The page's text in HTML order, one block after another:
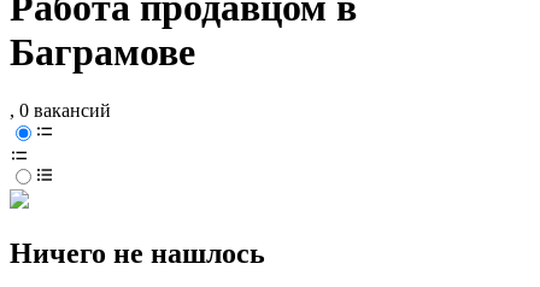
Баграмове
, 0 вакансий
Ничего не нашлось